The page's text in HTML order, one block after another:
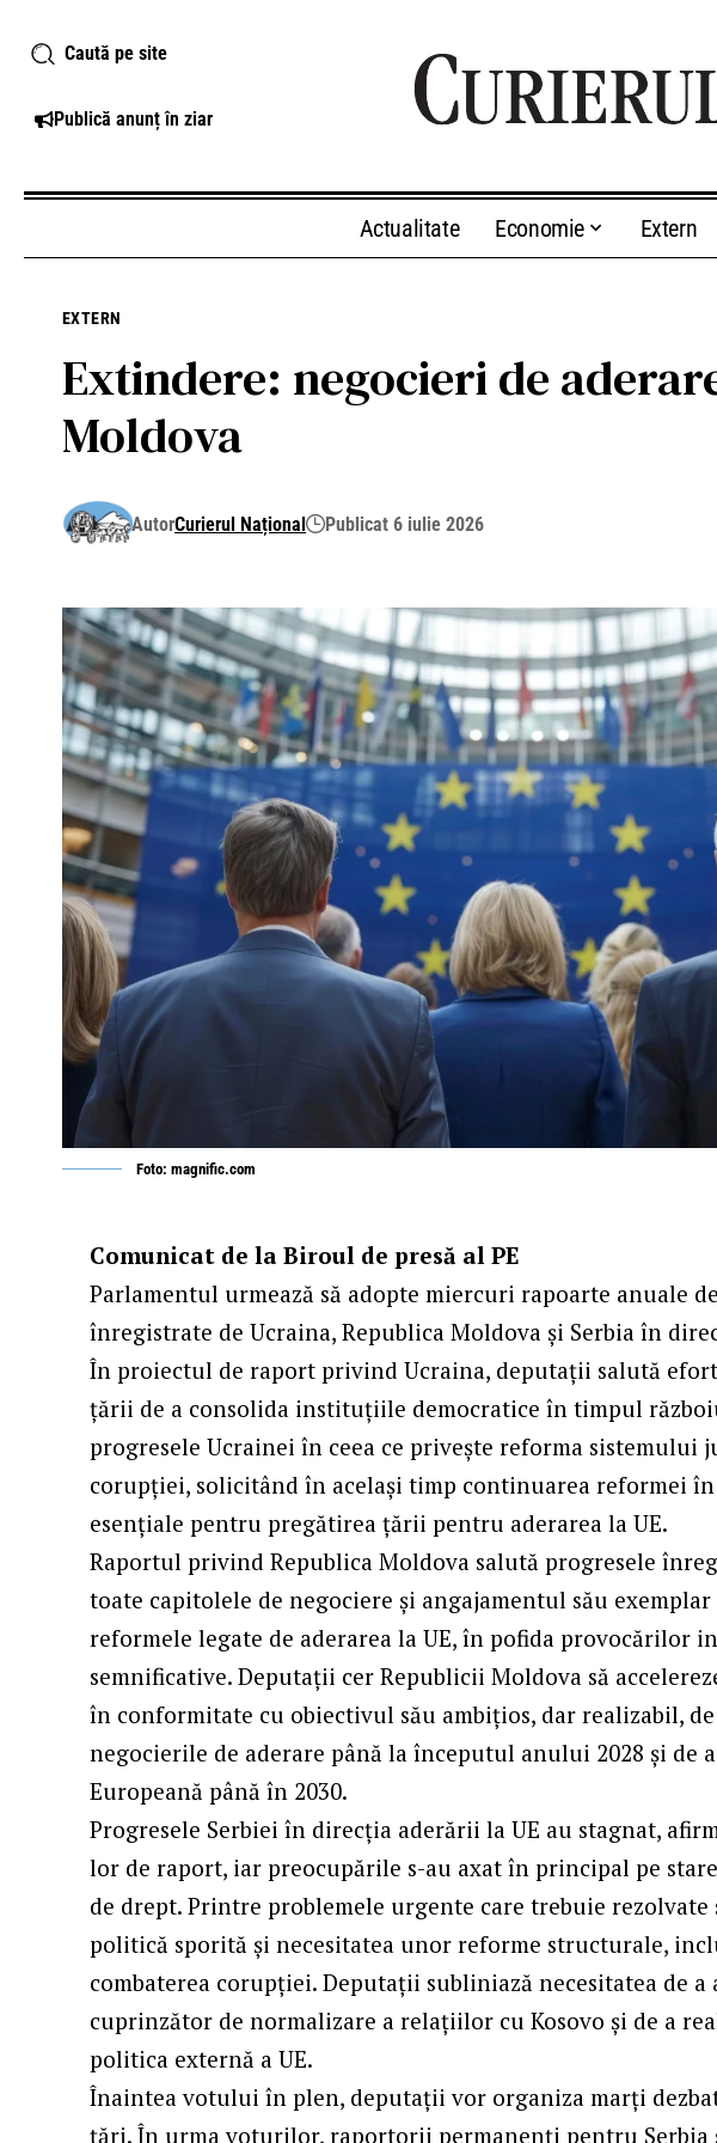
Caută pe site
Publică anunț în ziar
Actualitate Economie Extern
EXTERN
Extindere: negocieri de
Moldova
AutorCurierul Național Publicat 6 iulie 2026
Foto: magnific.com
Comunicat de la Biroul de presă al PE
Parlamentul urmează să adopte miercuri rapoarte anuale
înregistrate de Ucraina, Republica Moldova și Serbia în
Înproiectul de raport privind Ucraina, deputații salută
țării de a consolida instituțiile democratice în timpul
progresele Ucrainei în ceea ce privește reforma sistemului
corupției, solicitând în același timp continuarea reformei
esențiale pentru pregătirea țării pentru aderarea la UE.
Raportul privind Republica Moldova salută progresele
toate capitolele de negociere și angajamentul său
reformele legate de aderarea la UE, în pofida provocărilor
semnificative. Deputații cer Republicii Moldova să
în conformitate cu obiectivul său ambițios, dar realizabil,
negocierile de aderare până la începutul anului 2028 și de
Europeană până în 2030.
Progresele Serbiei în direcția aderării la UE au stagnat,
lor de raport, iar preocupările s-au axat în principal pe
de drept. Printre problemele urgente care trebuie rezolvate
politică sporită și necesitatea unor reforme structurale,
combaterea corupției. Deputații subliniază necesitatea de a
cuprinzător de normalizare a relațiilor cu Kosovo și de a
politica externă a UE.
Înaintea votului în plen, deputații vor organiza marți
țări. În urma voturilor, raportorii permanenți pentru Serbia